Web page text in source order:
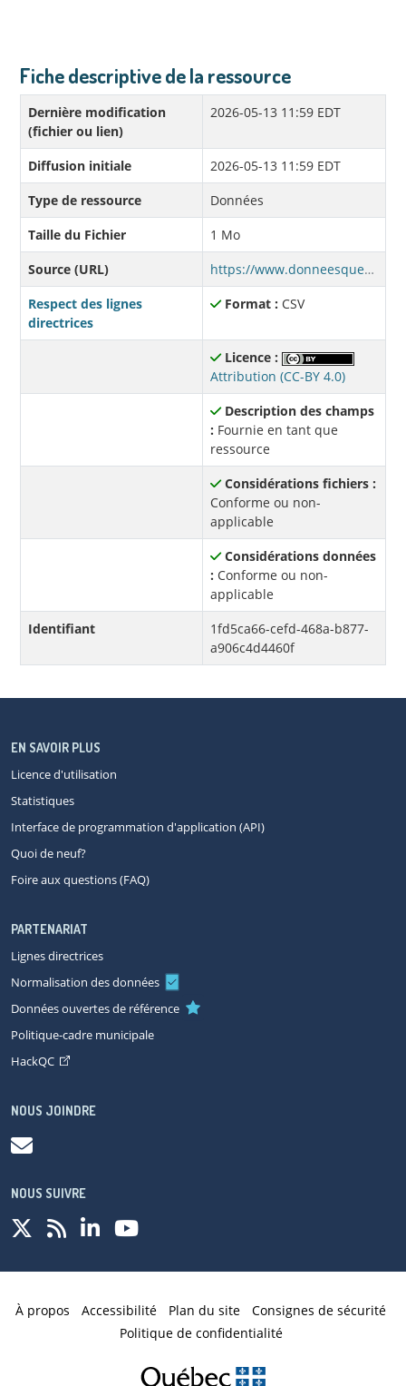
Fiche descriptive de la ressource
Dernière modification
(fichier ou lien)
2026-05-13 11:59 EDT
Diffusion initiale
2026-05-13 11:59 EDT
Type de ressource
Données
Taille du Fichier
1 Mo
Source (URL)
https://www.donneesquebec.ca/recherche/dataset/704af7ba-2dbb-49b9-8ace-bb68a3768fb1/resource/1fd5ca66-cefd-468a-b877-a906c4d4460f/download/2026_agac_donneesquebec_p26galeries.csv
Respect des lignes
directrices
Format : CSV
Licence :
Attribution (CC-BY 4.0)
Description des champs
: Fournie en tant que
ressource
Considérations fichiers :
Conforme ou non-
applicable
Considérations données
: Conforme ou non-
applicable
Identifiant
1fd5ca66-cefd-468a-b877-
a906c4d4460f
EN SAVOIR PLUS
Licence d'utilisation
Statistiques
Interface de programmation d'application (API)
Quoi de neuf?
Foire aux questions (FAQ)
PARTENARIAT
Lignes directrices
Normalisation des données
Données ouvertes de référence
Politique-cadre municipale
HackQC
NOUS JOINDRE
NOUS SUIVRE
À propos Accessibilité Plan du site
Consignes de sécurité
Politique de confidentialité